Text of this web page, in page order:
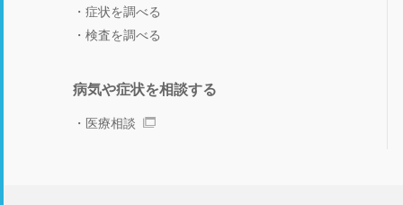
症状を調べる
検査を調べる
病気や症状を相談する
医療相談